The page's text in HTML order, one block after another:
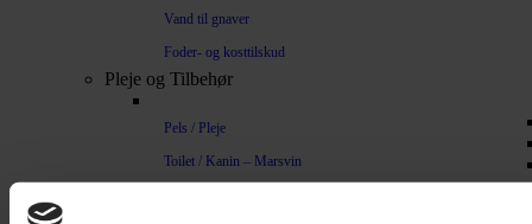
Vand til gnaver
Foder- og kosttilskud
Pleje og Tilbehør
Pels / Pleje
Toilet / Kanin – Marsvin